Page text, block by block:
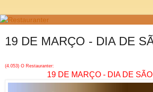
19 DE MARÇO - DIA DE
(4.053) O Restauranter:
19 DE MARÇO - DIA DE